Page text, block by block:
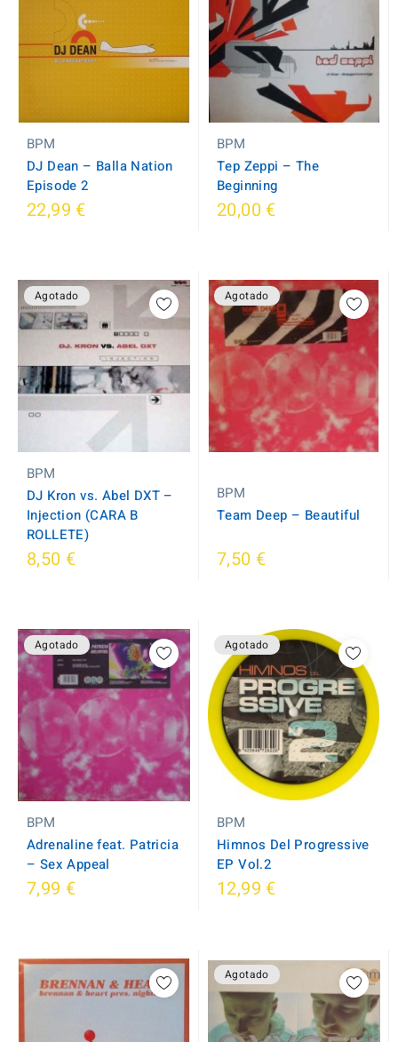
BPM
DJ Dean ‎– Balla Nation
Episode 2
22,99 €
BPM
Tep Zeppi ‎– The
Beginning
20,00 €
Agotado
BPM
DJ Kron vs. Abel DXT ‎–
Injection (CARA B
ROLLETE)
8,50 €
Agotado
BPM
Team Deep ‎– Beautiful
7,50 €
Agotado
BPM
Adrenaline feat. Patricia
‎– Sex Appeal
7,99 €
Agotado
BPM
Himnos Del Progressive
EP Vol.2
12,99 €
Agotado